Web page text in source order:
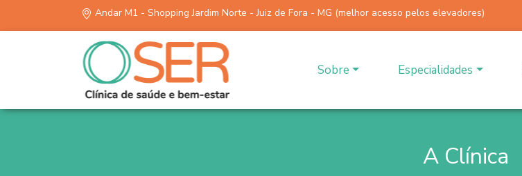
Andar M1 - Shopping Jardim Norte - Juiz de Fora - MG (melhor acesso pelos elevadores)
Sobre Especialidades
A Clínica